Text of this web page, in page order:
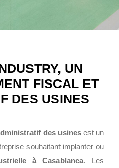
UN
FISCAL ET
DES USINES
des usinesest un
souhaitant implanter ou
à Casablanca. Les